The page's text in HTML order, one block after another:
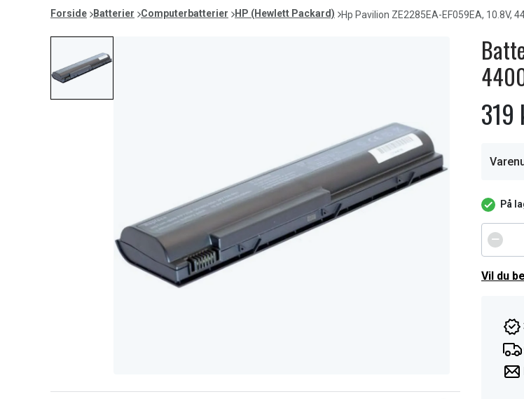
Forside Batterier Computerbatterier HP (Hewlett Packard) Hp Pavilion ZE2285EA-EF059EA, 10.8V,
319
På
Vil du